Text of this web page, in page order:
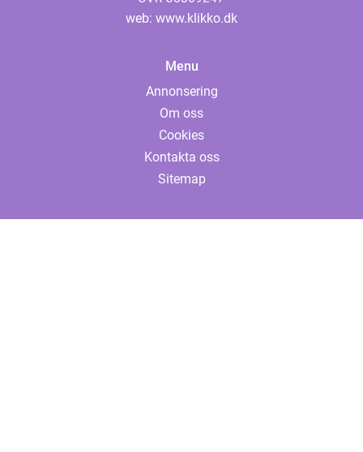
web: www.klikko.dk
Menu
Annonsering
Om oss
Cookies
Kontakta oss
Sitemap